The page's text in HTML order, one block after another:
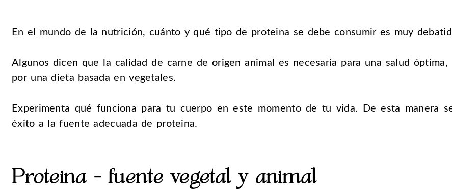
En el mundo de la nutrición, cuánto y qué tipo de proteina se debe consumir es muy
Algunos dicen que la calidad de carne de origen animal es necesaria para una salud
por una dieta basada en vegetales.
Experimenta qué funciona para tu cuerpo en este momento de tu vida. De esta manera
éxito a la fuente adecuada de proteina.
Proteina - fuente vegetal y animal